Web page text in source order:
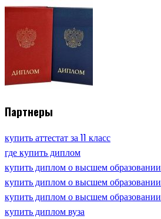
Партнеры
купить аттестат за 11 класс
где купить диплом
купить диплом о высшем образовании
купить диплом о высшем образовании
купить диплом о высшем образовании
купить диплом вуза